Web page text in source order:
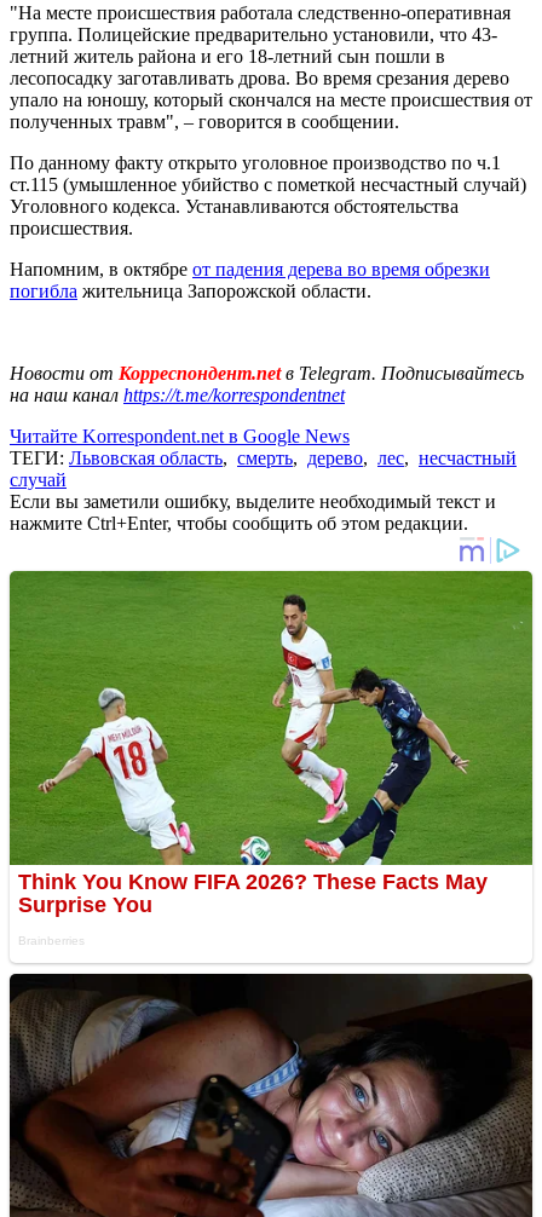
"На месте происшествия работала следственно-оперативная
группа. Полицейские предварительно установили, что 43-
летний житель района и его 18-летний сын пошли в
лесопосадку заготавливать дрова. Во время срезания дерево
упало на юношу, который скончался на месте происшествия от
полученных травм", – говорится в сообщении.
По данному факту открыто уголовное производство по ч.1
ст.115 (умышленное убийство с пометкой несчастный случай)
Уголовного кодекса. Устанавливаются обстоятельства
происшествия.
Напомним, в октябре от падения дерева во время обрезки
погибла жительница Запорожской области.
Новости от Корреспондент.netв Telegram. Подписывайтесь
на наш канал https://t.me/korrespondentnet
Читайте Korrespondent.net в Google News
ТЕГИ: Львовская область, смерть, дерево, лес, несчастный
случай
Если вы заметили ошибку, выделите необходимый текст и
нажмите Ctrl+Enter, чтобы сообщить об этом редакции.